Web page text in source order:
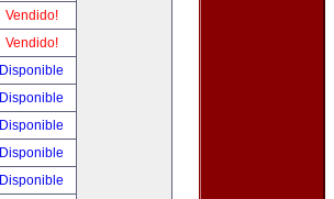
Vendido!
Vendido!
Disponible
Disponible
Disponible
Disponible
Disponible